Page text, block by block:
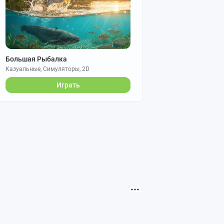
Большая Рыбалка
Казуальные, Симуляторы, 2D
Играть